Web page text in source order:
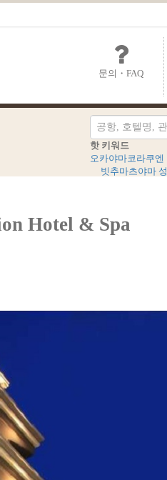
문의・FAQ
핫 키워드
오카야마코라쿠엔
빗추마츠야마 성
Hotel & Spa